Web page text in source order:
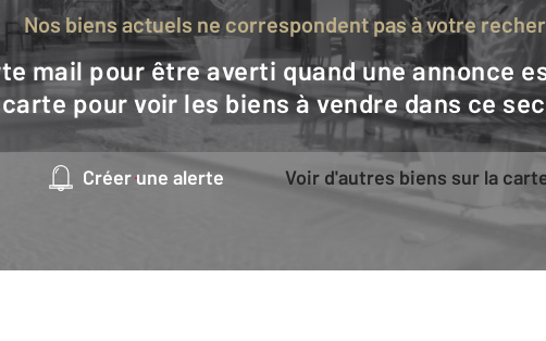
Nos biens actuels ne correspondent pas à votre
carte pour voir les biens à vendre dans ce
Créer une alerte Voir d'autres biens sur la